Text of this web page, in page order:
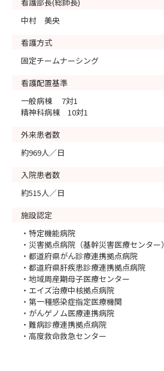
中村 美央
看護方式
固定チームナーシング
看護配置基準
一般病棟 7対1
精神科病棟 10対1
外来患者数
約969人／日
入院患者数
約515人／日
施設認定
・特定機能病院
・災害拠点病院（基幹災害医療センター）
・都道府県がん診療連携拠点病院
・都道府県肝疾患診療連携拠点病院
・地域周産期母子医療センター
・エイズ治療中核拠点病院
・第一種感染症指定医療機関
・がんゲノム医療連携病院
・難病診療連携拠点病院
・高度救命救急センター